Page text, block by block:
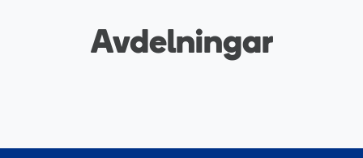
Avdelningar